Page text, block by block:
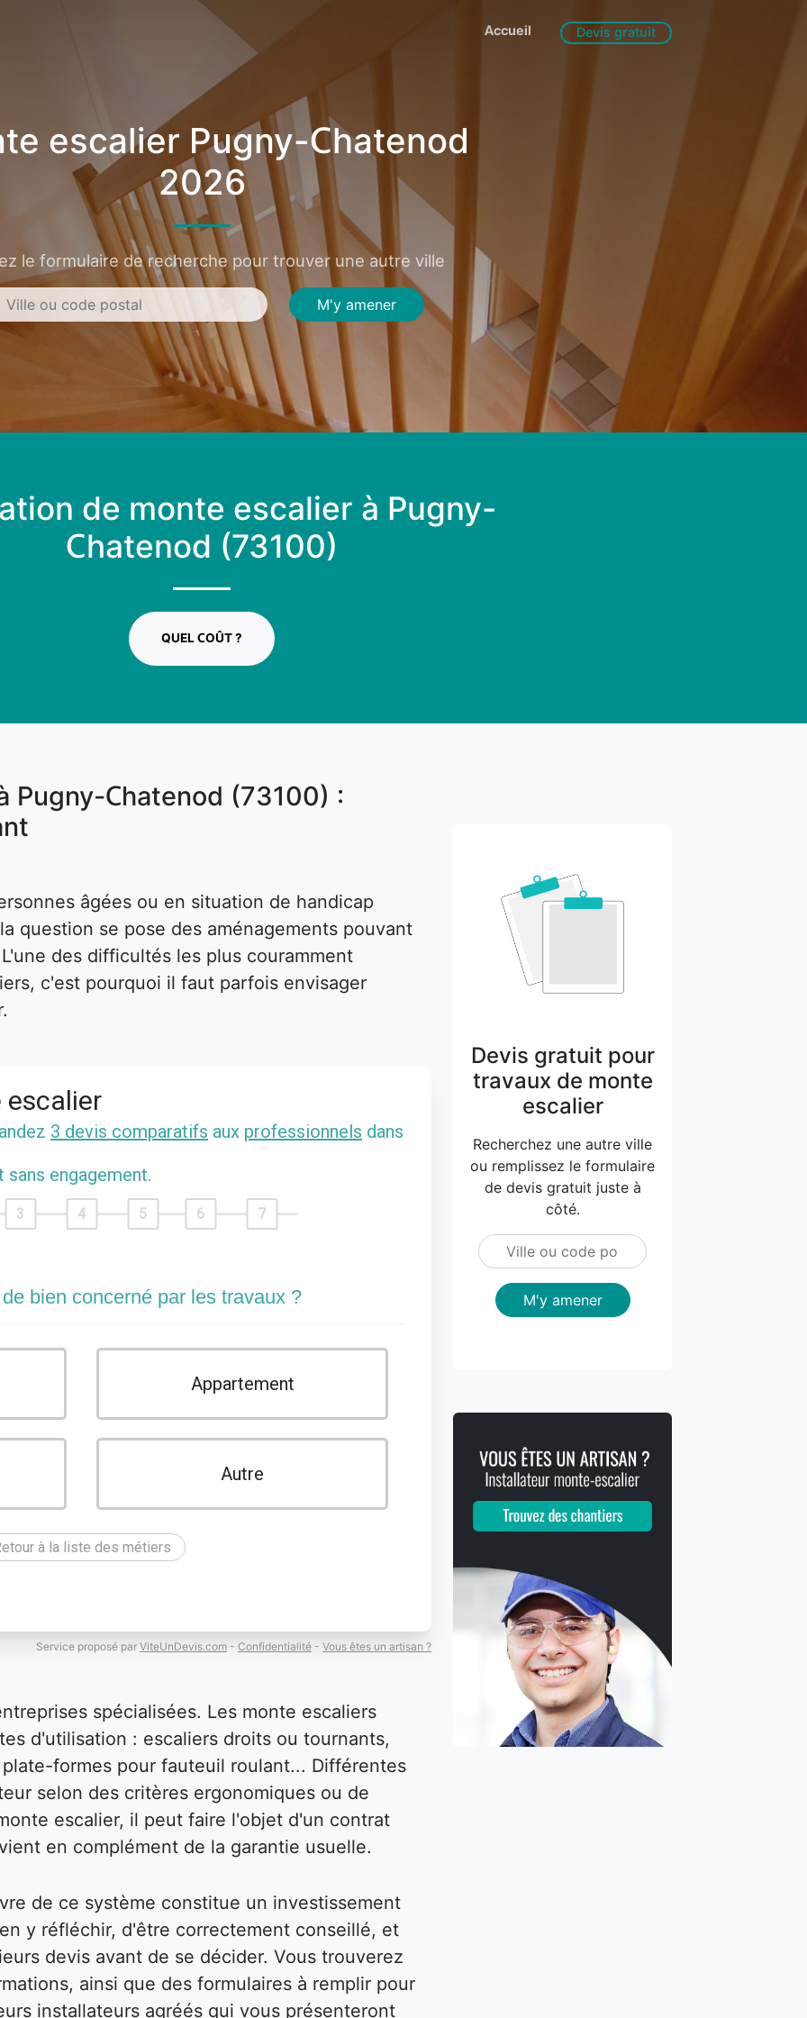
Accueil Devis gratuit
escalier Pugny-Chatenod
2026
le formulaire de recherche pour trouver une autre ville
M'y amener
de monte escalier à Pugny-
Chatenod (73100)
QUEL COÛT ?
Pugny-Chatenod (73100) :
âgées ou en situation de handicap
question se pose des aménagements pouvant
des difficultés les plus couramment
c'est pourquoi il faut parfois envisager
escalier
3 devis comparatifs aux professionnels dans
sans engagement.
3 4 5 6 7
bien concerné par les travaux ?
Appartement
Autre
à la liste des métiers
Service proposé par ViteUnDevis.com - Confidentialité - Vous êtes un artisan ?
spécialisées. Les monte escaliers
d'utilisation : escaliers droits ou tournants,
formes pour fauteuil roulant... Différentes
selon des critères ergonomiques ou de
escalier, il peut faire l'objet d'un contrat
en complément de la garantie usuelle.
de ce système constitue un investissement
y réfléchir, d'être correctement conseillé, et
devis avant de se décider. Vous trouverez
ainsi que des formulaires à remplir pour
installateurs agréés qui vous présenteront
Devis gratuit pour
travaux de monte
escalier
Recherchez une autre ville
ou remplissez le formulaire
de devis gratuit juste à
côté.
M'y amener